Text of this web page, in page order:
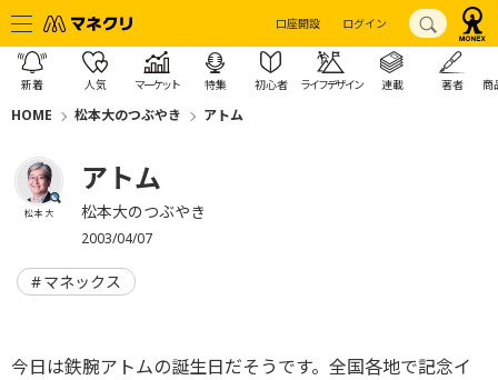
口座開設 ログイン
新着 人気 マーケット 特集 初心者 ライフデザイン 連載 著者 商
HOME 松本大のつぶやき アトム
松本 大
アトム
松本大のつぶやき
2003/04/07
マネックス
今日は鉄腕アトムの誕生日だそうです。全国各地で記念イ